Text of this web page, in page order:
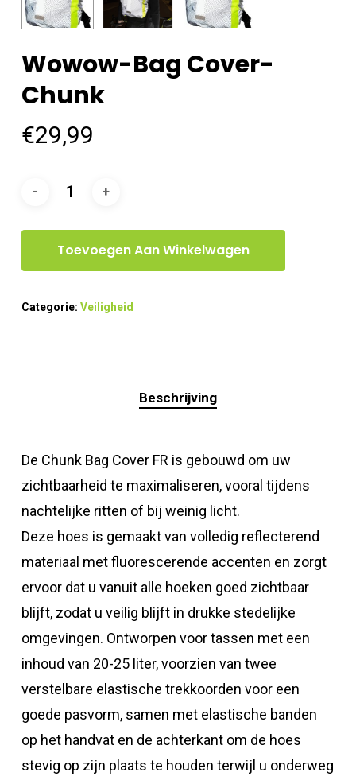
Wowow-Bag Cover-
Chunk
€29,99
Toevoegen Aan Winkelwagen
Categorie: Veiligheid
Beschrijving
De Chunk Bag Cover FR is gebouwd om uw
zichtbaarheid te maximaliseren, vooral tijdens
nachtelijke ritten of bij weinig licht.
Deze hoes is gemaakt van volledig reflecterend
materiaal met fluorescerende accenten en zorgt
ervoor dat u vanuit alle hoeken goed zichtbaar
blijft, zodat u veilig blijft in drukke stedelijke
omgevingen. Ontworpen voor tassen met een
inhoud van 20-25 liter, voorzien van twee
verstelbare elastische trekkoorden voor een
goede pasvorm, samen met elastische banden
op het handvat en de achterkant om de hoes
stevig op zijn plaats te houden terwijl u onderweg